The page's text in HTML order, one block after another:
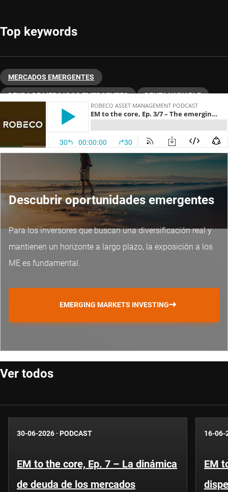
Top keywords
MERCADOS EMERGENTES
DEUDA DE MERCADOS EMERGENTES RENTA VARIABLE
Descubrir oportunidades emergentes
Para los inversores que buscan una diversificación real y
mantienen un horizonte a largo plazo, la exposición a los
ME es fundamental.
EMERGING MARKETS INVESTING
Ver todos
30-06-2026 · PODCAST
EM to the core, Ep. 7 – La dinámica
de deuda de los mercados
16-06-
EM